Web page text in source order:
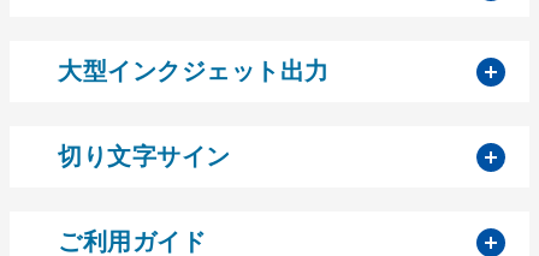
大型インクジェット出力
切り文字サイン
ご利用ガイド